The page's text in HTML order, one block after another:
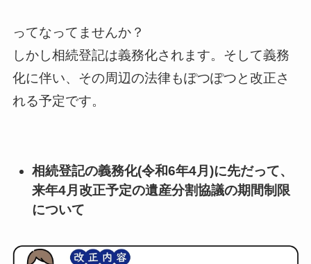
ってなってませんか？
しかし相続登記は義務化されます。そして義務
化に伴い、その周辺の法律もぽつぽつと改正さ
れる予定です。
相続登記の義務化(令和6年4月)に先だって、
来年4月改正予定の遺産分割協議の期間制限
について